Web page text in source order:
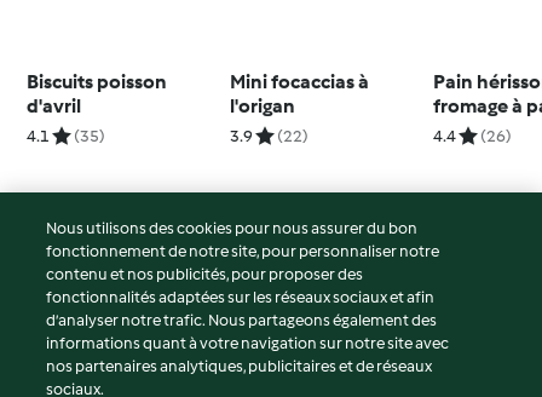
Biscuits poisson
d'avril
4.1 (35)
Mini focaccias à
l'origan
3.9 (22)
Pain
fromage à
4.4 (26)
© Copyright 2026
Conditions d'utilisation
Politique de confidentialité
Non-responsabilité
Nous utilisons des cookies pour nous assurer du bon
fonctionnement de notre site, pour personnaliser notre
contenu et nos publicités, pour proposer des
fonctionnalités adaptées sur les réseaux sociaux et afin
d’analyser notre trafic. Nous partageons également des
informations quant à votre navigation sur notre site avec
nos partenaires analytiques, publicitaires et de réseaux
sociaux.